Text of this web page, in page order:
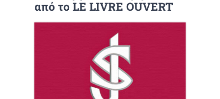
από το LE LIVRE OUVERT